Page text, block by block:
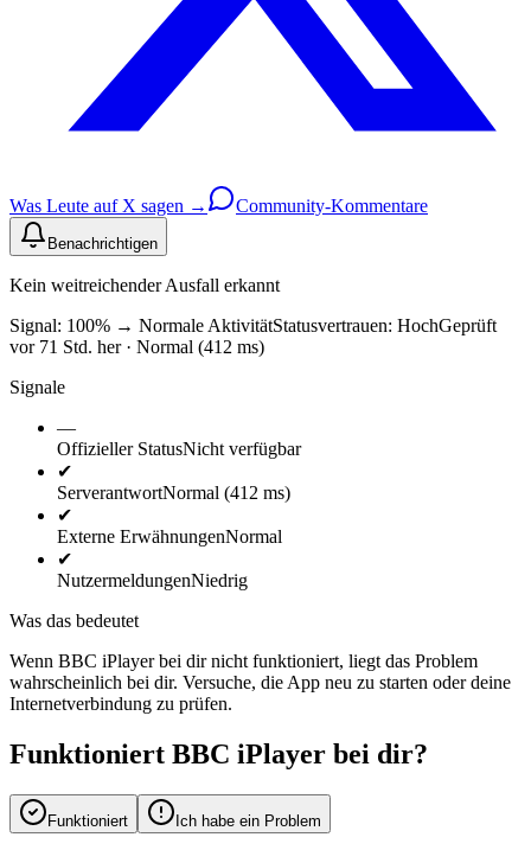
Was Leute auf X sagen → Community-Kommentare
Benachrichtigen
Kein weitreichender Ausfall erkannt
Signal: 100% → Normale AktivitätStatusvertrauen: HochGeprüft
vor 71 Std. her · Normal (412 ms)
Signale
—
Offizieller StatusNicht verfügbar
✔
ServerantwortNormal (412 ms)
✔
Externe ErwähnungenNormal
✔
NutzermeldungenNiedrig
Was das bedeutet
Wenn BBC iPlayer bei dir nicht funktioniert, liegt das Problem
wahrscheinlich bei dir. Versuche, die App neu zu starten oder deine
Internetverbindung zu prüfen.
Funktioniert BBC iPlayer bei dir?
Funktioniert Ich habe ein Problem